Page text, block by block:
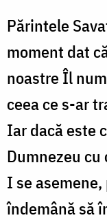
Părintele
moment dat
noastre Îl
ceea ce s-ar
Iar dacă este
Dumnezeu cu
I se
îndemână să